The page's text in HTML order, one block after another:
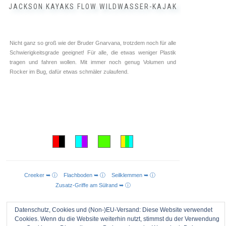
JACKSON KAYAKS FLOW WILDWASSER-KAJAK
Nicht ganz so groß wie der Bruder Gnarvana, trotzdem noch für alle
Schwierigkeitsgrade geeignet! Für alle, die etwas weniger Plastik
tragen und fahren wollen. Mit immer noch genug Volumen und
Rocker im Bug, dafür etwas schmäler zulaufend.
AUSFÜHRUNG WÄHLEN
Creeker ➥ ⓘ Flachboden ➥ ⓘSeilklemmen ➥ ⓘ
Zusatz-Griffe am Sülrand ➥ ⓘ
Jackson Kayaks
Datenschutz, Cookies und (Non-)EU-Versand: Diese Website verwendet
Cookies. Wenn du die Website weiterhin nutzt, stimmst du der Verwendung